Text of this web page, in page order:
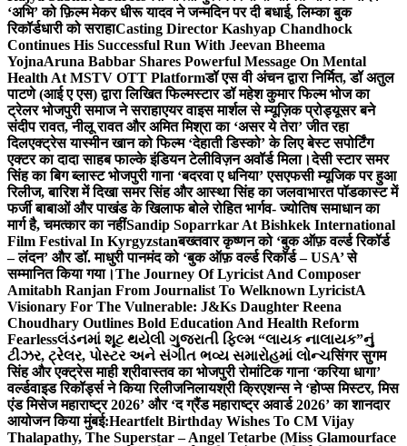
‘अभि’ को फ़िल्म मेकर धीरू यादव ने जन्मदिन पर दी बधाई, लिम्का बुक
रिकॉर्डधारी को सराहाCasting Director Kashyap Chandhock
Continues His Successful Run With Jeevan Bheema
YojnaAruna Babbar Shares Powerful Message On Mental
Health At MSTV OTT Platformडॉ एस वी अंचन द्वारा निर्मित, डॉ अतुल
पाटणे (आई ए एस) द्वारा लिखित फिल्मस्टार डॉ महेश कुमार फिल्म भोज का
ट्रेलर भोजपुरी समाज ने सराहाएयर वाइस मार्शल से म्यूज़िक प्रोड्यूसर बने
संदीप रावत, नीलू रावत और अमित मिश्रा का ‘असर ये तेरा’ जीत रहा
दिलएक्ट्रेस यास्मीन खान को फिल्म ‘देहाती डिस्को’ के लिए बेस्ट सपोर्टिंग
एक्टर का दादा साहब फाल्के इंडियन टेलीविज़न अवॉर्ड मिला।देसी स्टार समर
सिंह का बिग ब्लास्ट भोजपुरी गाना ‘बदरवा ए धनिया’ एसएफसी म्यूजिक पर हुआ
रिलीज, बारिश में दिखा समर सिंह और आस्था सिंह का जलवाभारत पॉडकास्ट में
फर्जी बाबाओं और पाखंड के खिलाफ बोले रोहित भार्गव- ज्योतिष समाधान का
मार्ग है, चमत्कार का नहींSandip Soparrkar At Bishkek International
Film Festival In Kyrgyzstanबख्तवार कृष्णन को ‘बुक ऑफ़ वर्ल्ड रिकॉर्ड
– लंदन’ और डॉ. माधुरी पानमंद को ‘बुक ऑफ़ वर्ल्ड रिकॉर्ड – USA’ से
सम्मानित किया गया।The Journey Of Lyricist And Composer
Amitabh Ranjan From Journalist To Welknown LyricistA
Visionary For The Vulnerable: J&Ks Daughter Reena
Choudhary Outlines Bold Education And Health Reform
Fearlessલંડનમાં શૂટ થયેલી ગુજરાતી ફિલ્મ “લાયક નાલાયક”નું
ટીઝર, ટ્રેલર, પોસ્ટર અને સંગીત ભવ્ય સમારોહમાં લોન્ચसिंगर सुगम
सिंह और एक्ट्रेस माही श्रीवास्तव का भोजपुरी रोमांटिक गाना ‘करिया धागा’
वर्ल्डवाइड रिकॉर्ड्स ने किया रिलीजनिलायश्री क्रिएशन्स ने ‘होप्स मिस्टर, मिस
एंड मिसेज महाराष्ट्र 2026’ और ‘द ग्रैंड महाराष्ट्र अवार्ड 2026’ का शानदार
आयोजन किया मुंबई:Heartfelt Birthday Wishes To CM Vijay
Thalapathy, The Superstar – Angel Tetarbe (Miss Glamourface